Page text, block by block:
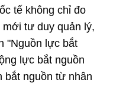
tế không chỉ đo
tư duy quản lý,
"Nguồn lực bắt
lực bắt nguồn
bắt nguồn từ nhân